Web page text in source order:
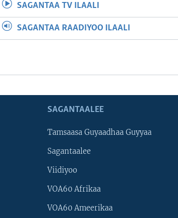
SAGANTAA TV ILAALI
SAGANTAA RAADIYOO ILAALI
SAGANTAALEE
Tamsaasa Guyaadhaa Guyyaa
Sagantaalee
Viidiyoo
VOA60 Afrikaa
VOA60 Ameerikaa